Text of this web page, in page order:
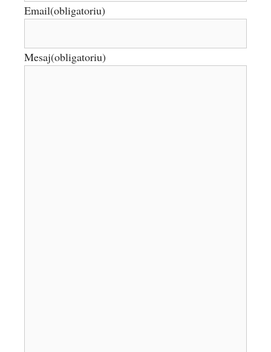
Email(obligatoriu)
Mesaj(obligatoriu)